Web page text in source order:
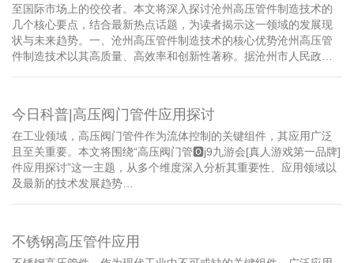
至国际市场上的佼佼者。本文将深入探讨沧州高压管件制造技术的
几个核心要点，结合最新热点话题，为读者揭示这一领域的发展现
状与未来趋势。一、沧州高压管件制造技术的核心优势沧州高压管
件制造技术以其高质量、高效率和创新性著称。据沧州市人民政…
今日科普|高压阀门管件应用探讨
在工业领域，高压阀门管件作为流体控制的关键组件，其应用广泛
且至关重要。本文将围绕“高压阀门管🅾j9九游会[真人游戏第一品牌]
件应用探讨”这一主题，从多个维度深入分析其重要性、应用领域以
及最新的技术发展趋势…
不锈钢高压管件应用